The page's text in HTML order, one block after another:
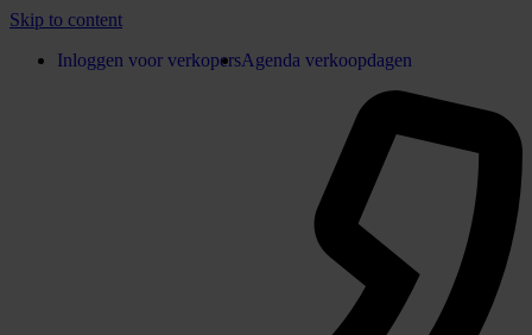
Skip to content
Inloggen voor verkopersAgenda verkoopdagen